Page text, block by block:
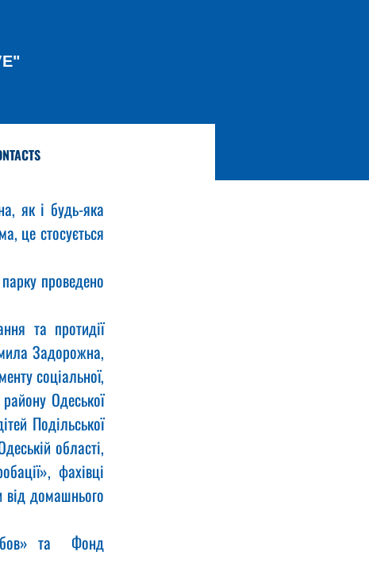
як і будь-яка
це стосується
та протидії
Задорожна,
соціальної,
Одеської
Подільської
області,
фахівці
від домашнього
та  Фонд